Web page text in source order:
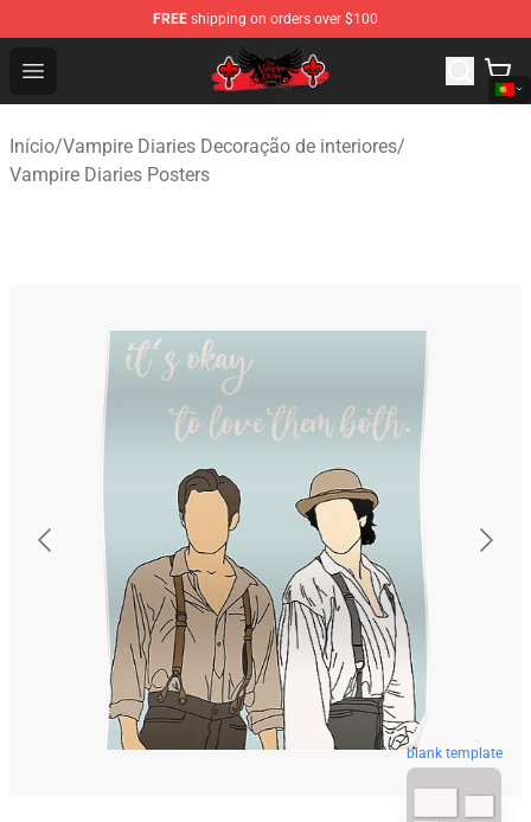
FREE shipping on orders over $100
Open menu
The Vampire Diaries Shop - Official The Vampire
Início/Vampire Diaries Decoração de interiores/
Vampire Diaries Posters
blank template